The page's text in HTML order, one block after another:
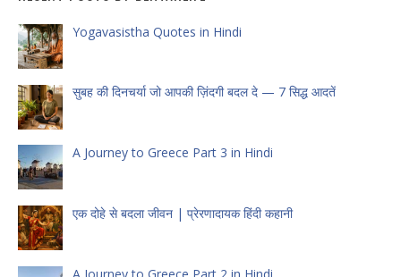
Yogavasistha Quotes in Hindi
सुबह की दिनचर्या जो आपकी ज़िंदगी बदल दे — 7 सिद्ध आदतें
A Journey to Greece Part 3 in Hindi
एक दोहे से बदला जीवन | प्रेरणादायक हिंदी कहानी
A Journey to Greece Part 2 in Hindi